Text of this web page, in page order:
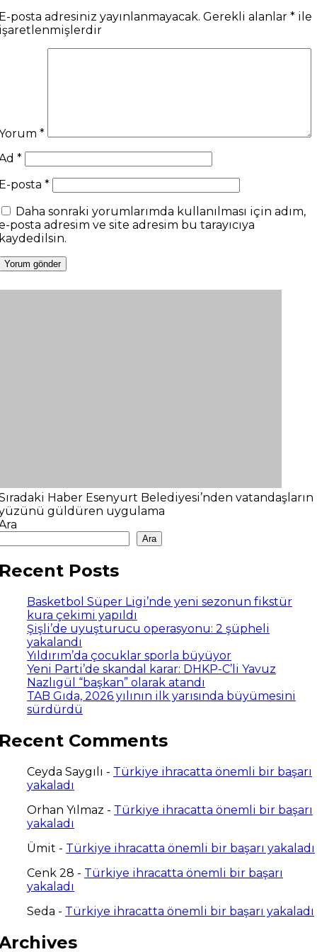
posta adresiniz yayınlanmayacak. Gerekli alanlar * ile
*
*
posta *
Daha sonraki yorumlarımda kullanılması için adım,
posta adresim ve site adresim bu tarayıcıya
Haber Esenyurt Belediyesi’nden vatandaşların
güldüren uygulama
Ara
Posts
Basketbol Süper Ligi’nde yeni sezonun fikstür
kura çekimi yapıldı
Şişli’de uyuşturucu operasyonu: 2 şüpheli
yakalandı
Yıldırım’da çocuklar sporla büyüyor
Yeni Parti’de skandal karar: DHKP-C’li Yavuz
Nazlıgül “başkan” olarak atandı
TAB Gıda, 2026 yılının ilk yarısında büyümesini
sürdürdü
Comments
Ceyda Saygılı - Türkiye ihracatta önemli bir başarı
yakaladı
Orhan Yılmaz - Türkiye ihracatta önemli bir başarı
yakaladı
Ümit - Türkiye ihracatta önemli bir başarı yakaladı
Cenk 28 - Türkiye ihracatta önemli bir başarı
yakaladı
Seda - Türkiye ihracatta önemli bir başarı yakaladı